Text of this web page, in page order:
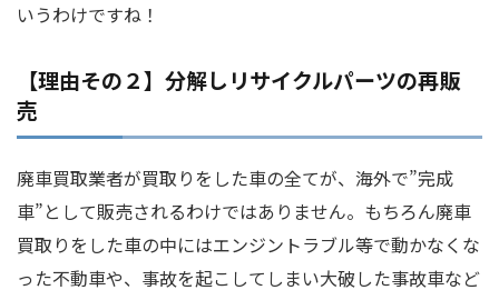
いうわけですね！
【理由その２】分解しリサイクルパーツの再販
売
廃車買取業者が買取りをした車の全てが、海外で”完成
車”として販売されるわけではありません。もちろん廃車
買取りをした車の中にはエンジントラブル等で動かなくな
った不動車や、事故を起こしてしまい大破した事故車など